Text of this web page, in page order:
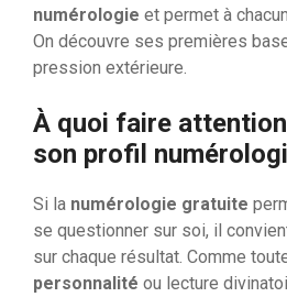
numérologie et permet à
On découvre ses premières
pression extérieure.
À quoi faire
son profil
Si la numérologie gratuite
se questionner sur soi, il
sur chaque résultat. Comme
personnalité ou lecture